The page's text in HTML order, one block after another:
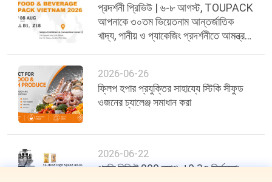
প্রদর্শনী প্রিভিউ | ৬-৮ আগস্ট, TOUPACK
আপনাকে ৩০তম ভিয়েতনাম আন্তর্জাতিক
খাদ্য, পানীয় ও প্যাকেজিং প্রদর্শনীতে আমন্ত্রণ
2026-06-26
ফ্লিপ হপার প্রযুক্তির সাহায্যে স্টিকি সীফুড
ওজনের চ্যালেঞ্জ সমাধান করা
2026-06-22
প্রতি মিনিটে 200 ব্যাগ, ±0.3g নির্ভুলতা: